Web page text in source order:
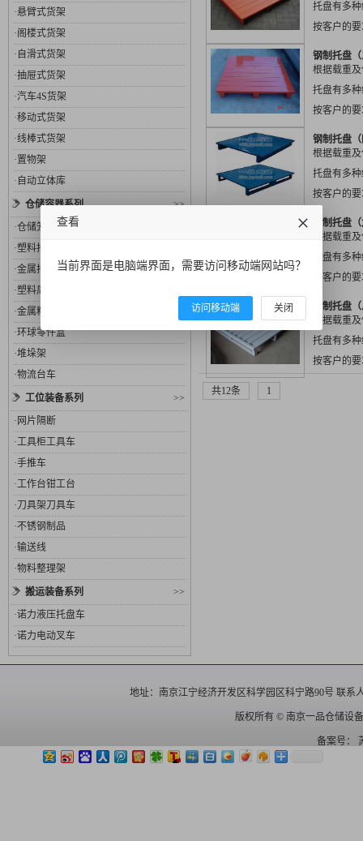
·悬臂式货架
·阁楼式货架
· 自滑式货架
·抽屉式货架
·汽车4S货架
·移动式货架
·线棒式货架
·置物架
· 自动立体库
>>
仓储容器系列
·仓储笼
·塑料托盘
·金属托盘
·塑料周转箱
·金属料箱
·环球零件盒
·堆垛架
·物流台车
>>
工位装备系列
· 网片隔断
·工具柜工具车
·手推车
·工作台钳工台
·刀具架刀具车
·不锈钢制品
·输送线
·物料整理架
>>
搬运装备系列
·诺力液压托盘车
·诺力电动叉车
托盘有多
按客户的
各行业，
围...
钢制托盘
根据载重
托盘有多
按客户的
各行业，
围...
钢制托盘
根据载重
托盘有多
按客户的
各行业，
围...
钢制托盘
根据载重
托盘有多
按客户的
各行业，
围...
钢制托盘
根据载重
托盘有多
按客户的
共12条 1
地址：南京江宁经济开发区科学园区科宁路90号 联系
版权所有 © 南京一品仓储设
备案号：
查看
当前界面是电脑端界面，需要访问移动端网站吗？
访问移动端 关闭